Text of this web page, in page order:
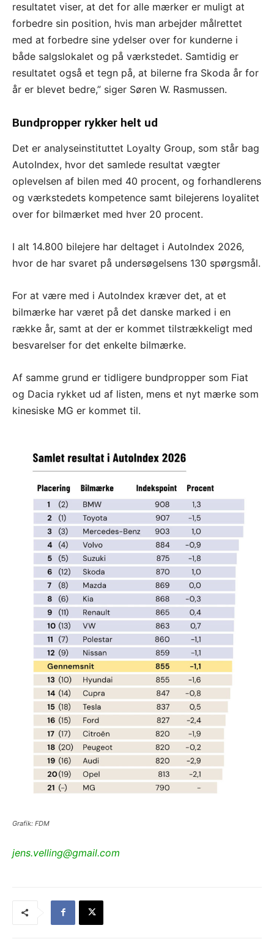
resultatet viser, at det for alle mærker er muligt at
forbedre sin position, hvis man arbejder målrettet
med at forbedre sine ydelser over for kunderne i
både salgslokalet og på værkstedet. Samtidig er
resultatet også et tegn på, at bilerne fra Skoda år for
år er blevet bedre,” siger Søren W. Rasmussen.
Bundpropper rykker helt ud
Det er analyseinstituttet Loyalty Group, som står bag
AutoIndex, hvor det samlede resultat vægter
oplevelsen af bilen med 40 procent, og forhandlerens
og værkstedets kompetence samt bilejerens loyalitet
over for bilmærket med hver 20 procent.
I alt 14.800 bilejere har deltaget i AutoIndex 2026,
hvor de har svaret på undersøgelsens 130 spørgsmål.
For at være med i AutoIndex kræver det, at et
bilmærke har været på det danske marked i en
række år, samt at der er kommet tilstrækkeligt med
besvarelser for det enkelte bilmærke.
Af samme grund er tidligere bundpropper som Fiat
og Dacia rykket ud af listen, mens et nyt mærke som
kinesiske MG er kommet til.
Grafik: FDM
jens.velling@gmail.com